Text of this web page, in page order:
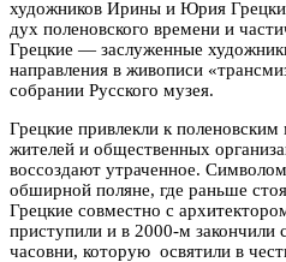
художников Ирины и Юрия
дух поленовского времени и
Грецкие — заслуженные
направления в живописи
собрании Русского музея.
Грецкие привлекли к
жителей и общественных
воссоздают утраченное. Символом
обширной поляне, где раньше
Грецкие совместно с
приступили и в 2000-м закончили
часовни, которую освятили в